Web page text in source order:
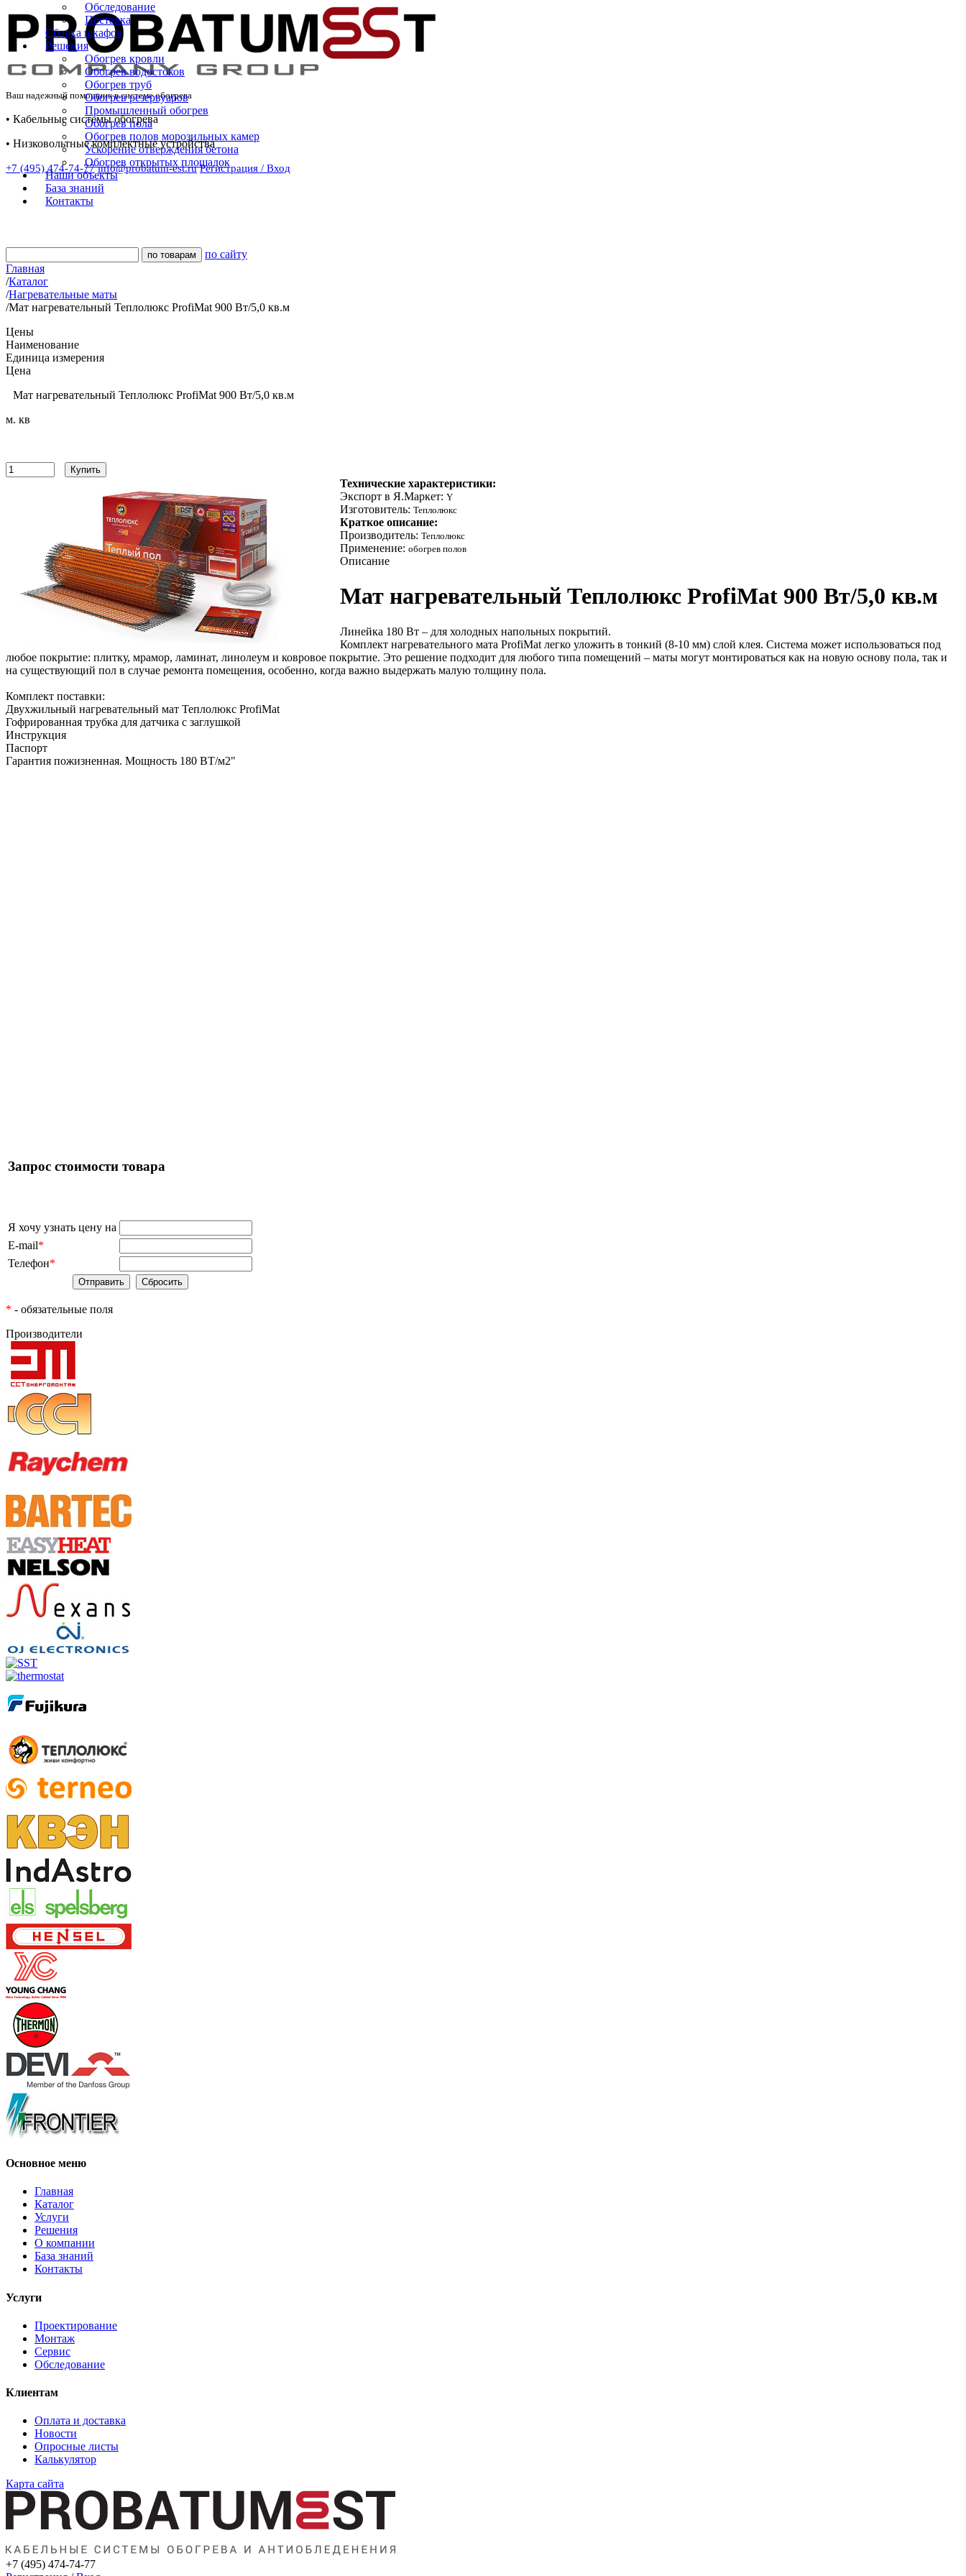
Ваш надежный помощник в системе обогрева
• Кабельные системы обогрева
• Низковольтные комплектные устройства
+7 (495) 474-74-77 info@probatum-est.ru Регистрация / Вход
Обследование
Поставка
Сборка шкафов
Решения
Обогрев кровли
Обогрев водостоков
Обогрев труб
Обогрев резервуаров
Промышленный обогрев
Обогрев пола
Обогрев полов морозильных камер
Ускорение отверждения бетона
Обогрев открытых площадок
Наши объекты
База знаний
Контакты
по сайту
Главная
/Каталог
/Нагревательные маты
/Мат нагревательный Теплолюкс ProfiMat 900 Вт/5,0 кв.м
Цены
Наименование
Единица измерения
Цена
Мат нагревательный Теплолюкс ProfiMat 900 Вт/5,0 кв.м
м. кв
Купить
Технические характеристики:
Экспорт в Я.Маркет: Y
Изготовитель: Теплолюкс
Краткое описание:
Производитель: Теплолюкс
Применение: обогрев полов
Описание
Мат нагревательный Теплолюкс ProfiMat 900 Вт/5,0 кв.м
Линейка 180 Вт – для холодных напольных покрытий.
Комплект нагревательного мата ProfiMat легко уложить в тонкий (8-10 мм) слой клея. Система может использоваться под
любое покрытие: плитку, мрамор, ламинат, линолеум и ковровое покрытие. Это решение подходит для любого типа помещений – маты могут монтироваться как на новую основу пола, так и
на существующий пол в случае ремонта помещения, особенно, когда важно выдержать малую толщину пола.
Комплект поставки:
Двухжильный нагревательный мат Теплолюкс ProfiMat
Гофрированная трубка для датчика с заглушкой
Инструкция
Паспорт
Гарантия пожизненная. Мощность 180 ВТ/м2"
Запрос стоимости товара
Я хочу узнать цену на
E-mail*
Телефон*
* - обязательные поля
Производители
Основное меню
Главная
Каталог
Услуги
Решения
О компании
База знаний
Контакты
Услуги
Проектирование
Монтаж
Сервис
Обследование
Клиентам
Оплата и доставка
Новости
Опросные листы
Калькулятор
Карта сайта
+7 (495) 474-74-77